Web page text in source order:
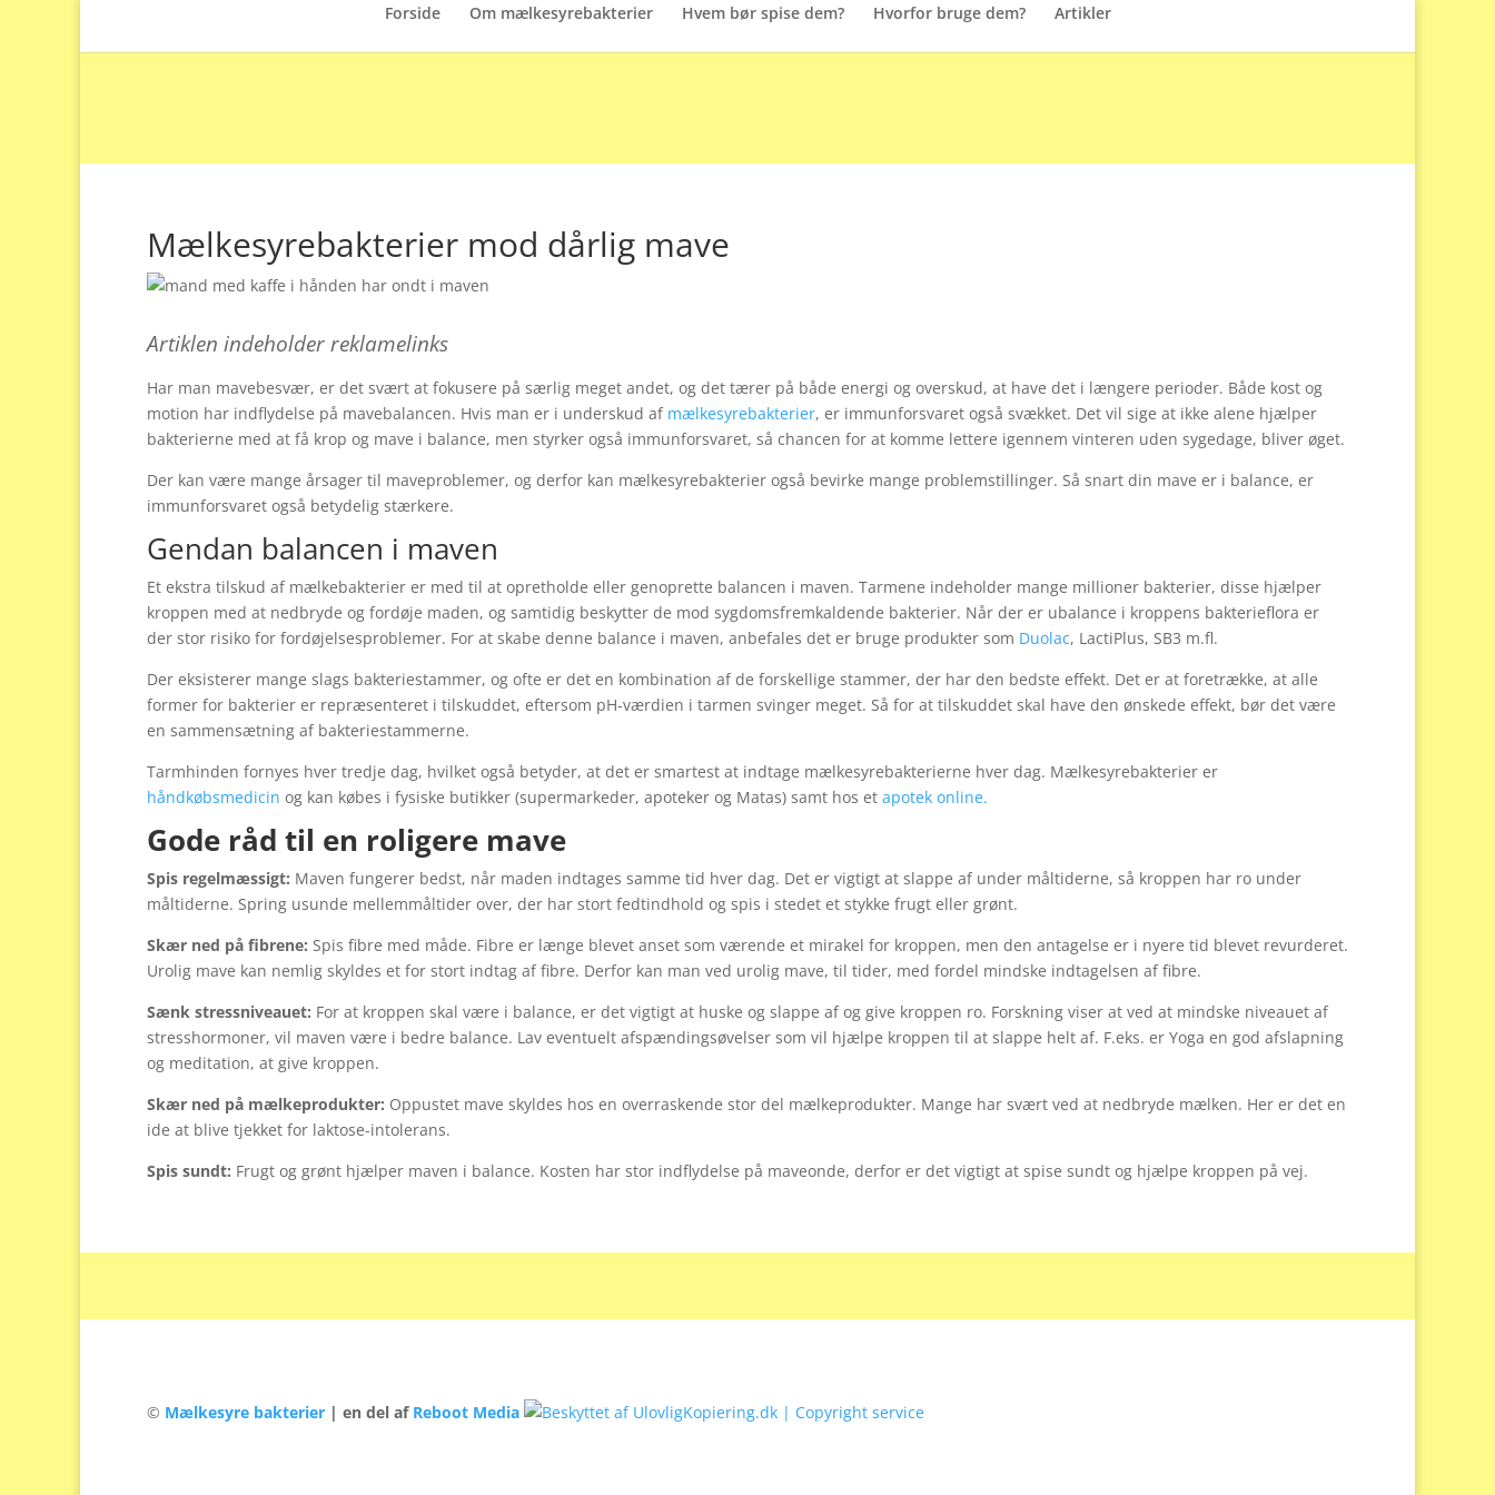
Forside Om mælkesyrebakterier Hvem bør spise dem? Hvorfor bruge dem? Artikler
Mælkesyrebakterier mod dårlig mave
Artiklen indeholder reklamelinks
Har man mavebesvær, er det svært at fokusere på særlig meget andet, og det tærer på både energi og overskud, at have det i længere perioder. Både kost og
motion har indflydelse på mavebalancen. Hvis man er i underskud af mælkesyrebakterier, er immunforsvaret også svækket. Det vil sige at ikke alene hjælper
bakterierne med at få krop og mave i balance, men styrker også immunforsvaret, så chancen for at komme lettere igennem vinteren uden sygedage, bliver øget.
Der kan være mange årsager til maveproblemer, og derfor kan mælkesyrebakterier også bevirke mange problemstillinger. Så snart din mave er i balance, er
immunforsvaret også betydelig stærkere.
Gendan balancen i maven
Et ekstra tilskud af mælkebakterier er med til at opretholde eller genoprette balancen i maven. Tarmene indeholder mange millioner bakterier, disse hjælper
kroppen med at nedbryde og fordøje maden, og samtidig beskytter de mod sygdomsfremkaldende bakterier. Når der er ubalance i kroppens bakterieflora er
der stor risiko for fordøjelsesproblemer. For at skabe denne balance i maven, anbefales det er bruge produkter som Duolac, LactiPlus, SB3 m.fl.
Der eksisterer mange slags bakteriestammer, og ofte er det en kombination af de forskellige stammer, der har den bedste effekt. Det er at foretrække, at alle
former for bakterier er repræsenteret i tilskuddet, eftersom pH-værdien i tarmen svinger meget. Så for at tilskuddet skal have den ønskede effekt, bør det være
en sammensætning af bakteriestammerne.
Tarmhinden fornyes hver tredje dag, hvilket også betyder, at det er smartest at indtage mælkesyrebakterierne hver dag. Mælkesyrebakterier er
håndkøbsmedicin og kan købes i fysiske butikker (supermarkeder, apoteker og Matas) samt hos et apotek online.
Gode råd til en roligere mave
Spis regelmæssigt: Maven fungerer bedst, når maden indtages samme tid hver dag. Det er vigtigt at slappe af under måltiderne, så kroppen har ro under
måltiderne. Spring usunde mellemmåltider over, der har stort fedtindhold og spis i stedet et stykke frugt eller grønt.
Skær ned på fibrene: Spis fibre med måde. Fibre er længe blevet anset som værende et mirakel for kroppen, men den antagelse er i nyere tid blevet revurderet.
Urolig mave kan nemlig skyldes et for stort indtag af fibre. Derfor kan man ved urolig mave, til tider, med fordel mindske indtagelsen af fibre.
Sænk stressniveauet: For at kroppen skal være i balance, er det vigtigt at huske og slappe af og give kroppen ro. Forskning viser at ved at mindske niveauet af
stresshormoner, vil maven være i bedre balance. Lav eventuelt afspændingsøvelser som vil hjælpe kroppen til at slappe helt af. F.eks. er Yoga en god afslapning
og meditation, at give kroppen.
Skær ned på mælkeprodukter: Oppustet mave skyldes hos en overraskende stor del mælkeprodukter. Mange har svært ved at nedbryde mælken. Her er det en
ide at blive tjekket for laktose-intolerans.
Spis sundt: Frugt og grønt hjælper maven i balance. Kosten har stor indflydelse på maveonde, derfor er det vigtigt at spise sundt og hjælpe kroppen på vej.
© Mælkesyre bakterier | en del af Reboot Media